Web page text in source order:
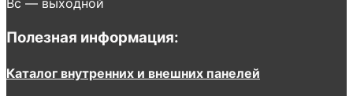
Полезная информация:
Каталог внутренних и внешних панелей